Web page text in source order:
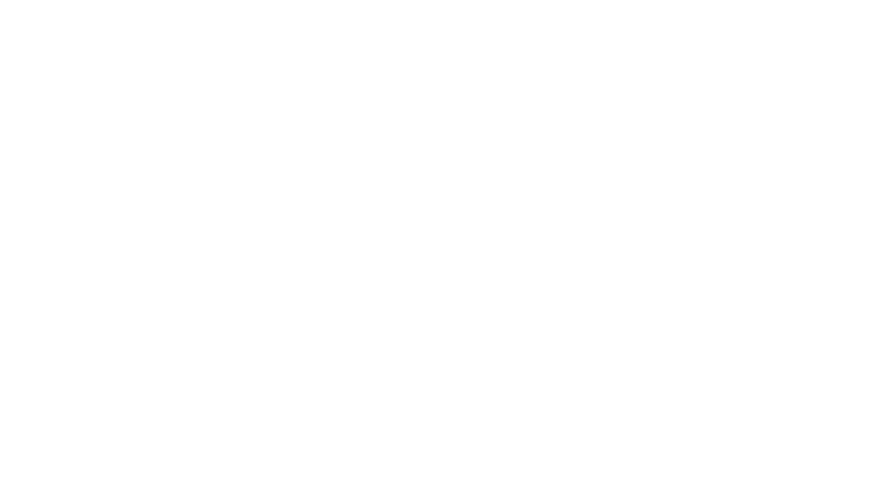
mit dem zuständigen Finanzamt ab und klären
noch Änderungen in der Satzung vornehmen.